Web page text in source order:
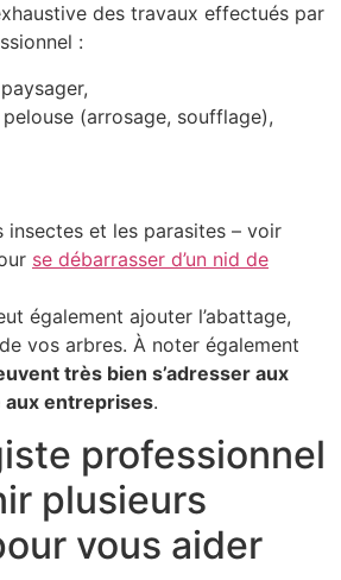
des travaux effectués par
:
(arrosage, soufflage),
insectes et les parasites – voir
se débarrasser d’un nid de
également ajouter l’abattage,
vos arbres. À noter également
très bien s’adresser aux
entreprises.
professionnel
plusieurs
vous aider